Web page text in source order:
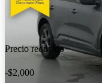
Precio reducido
-$2,000